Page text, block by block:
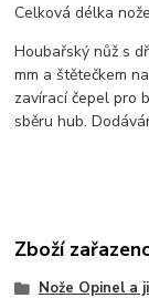
Celková délka
Houbařský nůž s
mm a štětečkem
zavírací čepel pro
sběru hub.
Zboží
Nože Opinel a